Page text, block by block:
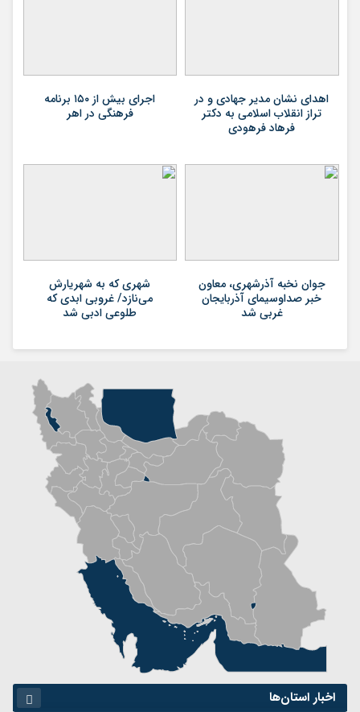
اهدای نشان مدیر جهادی و در
تراز انقلاب اسلامی به دکتر
فرهاد فرهودی
اجرای بیش از ۱۵۰ برنامه
فرهنگی در اهر
جوان نخبه آذرشهری، معاون
خبر صداوسیمای آذربایجان
غربی شد
شهری که به شهریارش
می‌نازد/ غروبی ابدی که
طلوعی ادبی شد
اخبار استان‌ها